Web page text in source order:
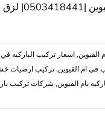
ام القيوين
, اسعار تركيب الباركيه في
ام القيوين, تركيب ارضيات
بام القيوين, شركات تركيب